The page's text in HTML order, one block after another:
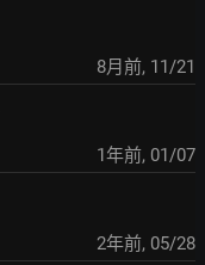
8月前, 11/21
1年前, 01/07
2年前, 05/28